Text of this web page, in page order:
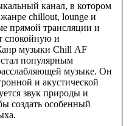
канал, в котором
chillout, lounge и
прямой трансляции и
спокойную и
музыки Chill AF
популярным
музыке. Он
и акустической
звук природы и
создать особенный